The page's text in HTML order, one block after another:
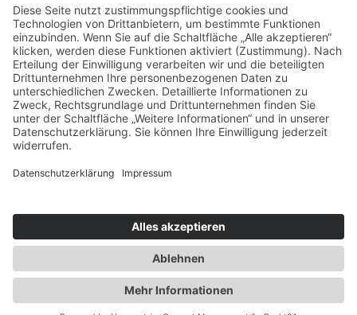
Internet-TLD
.vn
Telefonvorwahl
+84
Impressum | Datenschutz|Sitemap
Reisereportage (DVD bei Amazon)
❀ Reisevorbereitungen
❀ Reisebilder